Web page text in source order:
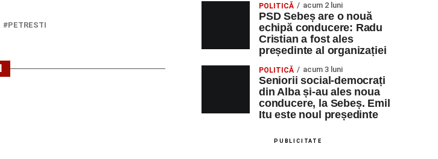
PETRESTI
POLITICĂ acum 2 luni
PSD Sebeș are o nouă
echipă conducere: Radu
Cristian a fost ales
președinte al organizației
POLITICĂ acum 3 luni
Seniorii social-democrați
din Alba și-au ales noua
conducere, la Sebeș. Emil
Itu este noul președinte
PUBLICITATE